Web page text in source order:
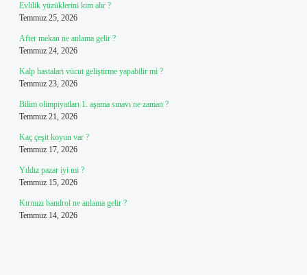
Evlilik yüzüklerini kim alır ?
Temmuz 25, 2026
After mekan ne anlama gelir ?
Temmuz 24, 2026
Kalp hastaları vücut geliştirme yapabilir mi ?
Temmuz 23, 2026
Bilim olimpiyatları 1. aşama sınavı ne zaman ?
Temmuz 21, 2026
Kaç çeşit koyun var ?
Temmuz 17, 2026
Yıldız pazar iyi mi ?
Temmuz 15, 2026
Kırmızı bandrol ne anlama gelir ?
Temmuz 14, 2026